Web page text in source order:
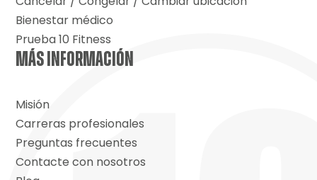
Bienestar médico
Prueba 10 Fitness
MÁS INFORMACIÓN
Misión
Carreras profesionales
Preguntas frecuentes
Contacte con nosotros